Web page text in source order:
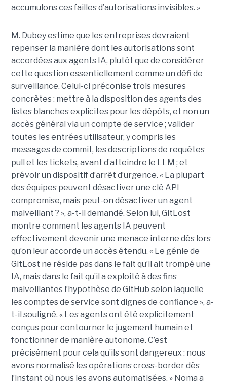
accumulons ces failles d’autorisations invisibles. »
M. Dubey estime que les entreprises devraient
repenser la manière dont les autorisations sont
accordées aux agents IA, plutôt que de considérer
cette question essentiellement comme un défi de
surveillance. Celui-ci préconise trois mesures
concrètes : mettre à la disposition des agents des
listes blanches explicites pour les dépôts, et non un
accès général via un compte de service ; valider
toutes les entrées utilisateur, y compris les
messages de commit, les descriptions de requêtes
pull et les tickets, avant d’atteindre le LLM ; et
prévoir un dispositif d’arrêt d’urgence. « La plupart
des équipes peuvent désactiver une clé API
compromise, mais peut-on désactiver un agent
malveillant ? », a-t-il demandé. Selon lui, GitLost
montre comment les agents IA peuvent
effectivement devenir une menace interne dès lors
qu’on leur accorde un accès étendu. « Le génie de
GitLost ne réside pas dans le fait qu’il ait trompé une
IA, mais dans le fait qu’il a exploité à des fins
malveillantes l’hypothèse de GitHub selon laquelle
les comptes de service sont dignes de confiance », a-
t-il souligné. « Les agents ont été explicitement
conçus pour contourner le jugement humain et
fonctionner de manière autonome. C’est
précisément pour cela qu’ils sont dangereux : nous
avons normalisé les opérations cross-border dès
l’instant où nous les avons automatisées. » Noma a